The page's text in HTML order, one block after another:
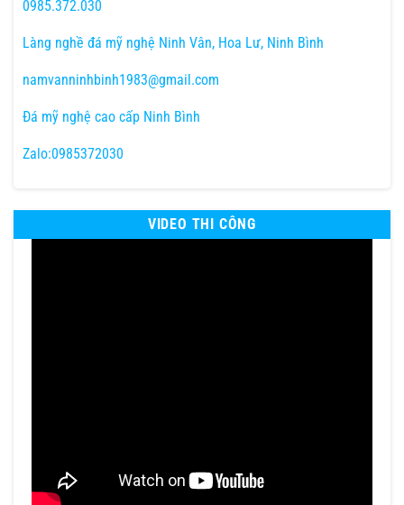
0985.372.030
Làng nghề đá mỹ nghệ Ninh Vân, Hoa Lư, Ninh Bình
namvanninhbinh1983@gmail.com
Đá mỹ nghệ cao cấp Ninh Bình
Zalo:0985372030
VIDEO THI CÔNG